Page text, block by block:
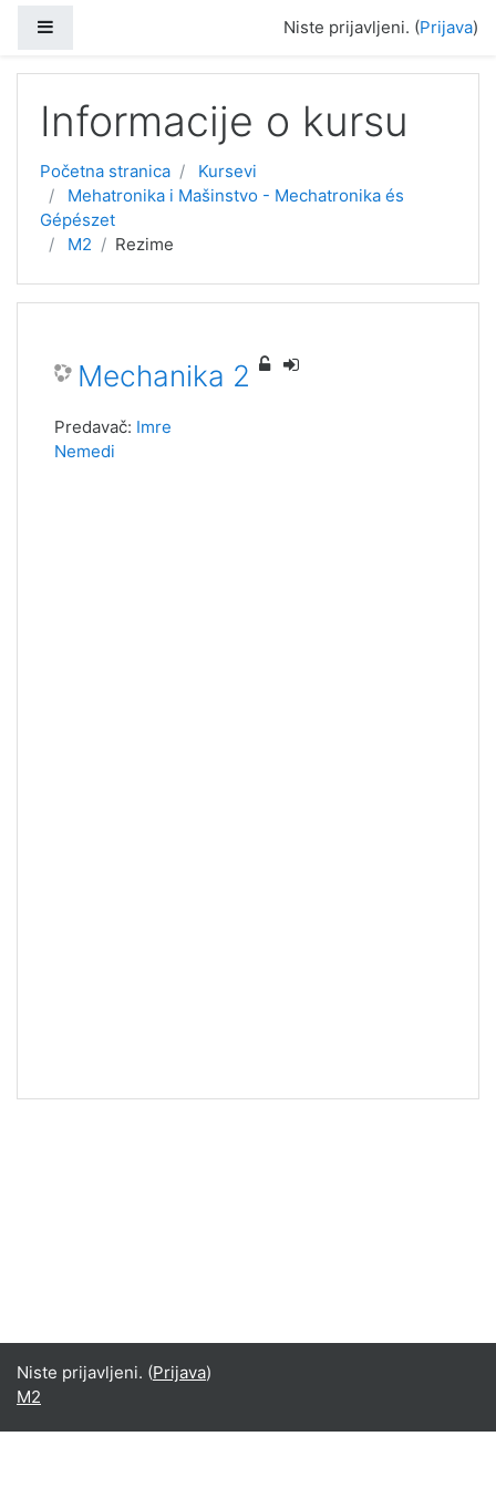
Niste prijavljeni. (Prijava)
Informacije o kursu
Početna stranica
Kursevi
Mehatronika i Mašinstvo - Mechatronika és
Gépészet
M2
Rezime
Mechanika 2
Predavač: Imre
Nemedi
Niste prijavljeni. (Prijava)
M2
Srpski ‎(sr_lt)‎